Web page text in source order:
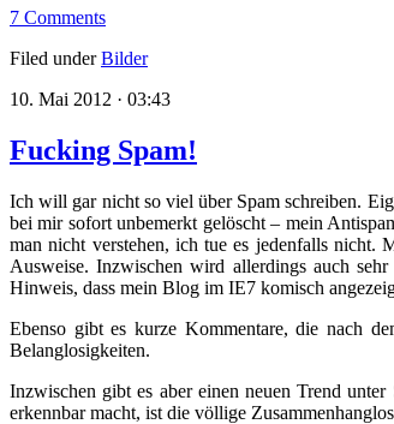
7 Comments
Filed underBilder
10. Mai 2012 · 03:43
Fucking Spam!
Ich will gar nicht so viel über Spam schreiben.
bei mir sofort unbemerkt gelöscht – mein
man nicht verstehen, ich tue es jedenfalls nicht.
Ausweise. Inzwischen wird allerdings auch
Hinweis, dass mein Blog im IE7 komisch
Ebenso gibt es kurze Kommentare, die nach
Belanglosigkeiten.
Inzwischen gibt es aber einen neuen Trend
erkennbar macht, ist die völlige